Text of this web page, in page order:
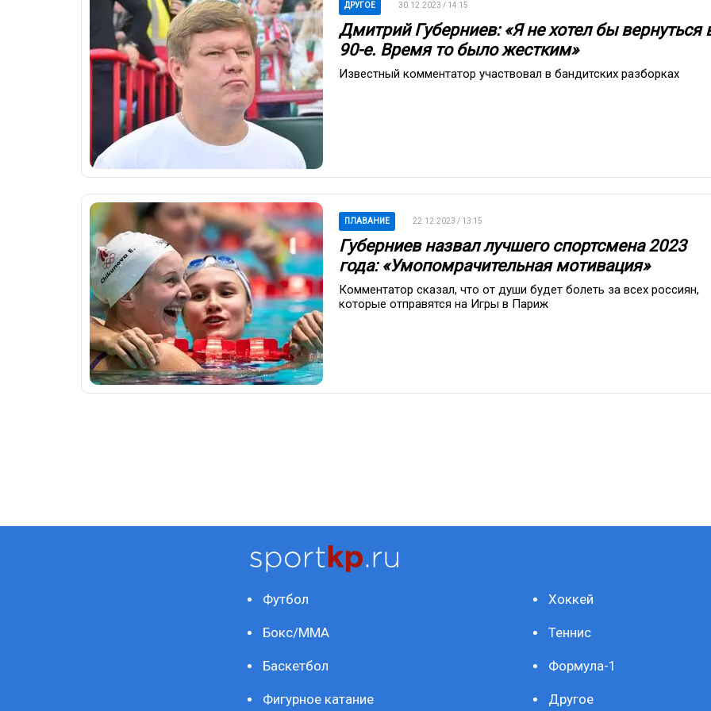
ДРУГОЕ 30.12.2023 / 14:15
Дмитрий Губерниев: «Я не хотел бы вернуться
90-е. Время то было жестким»
Известный комментатор участвовал в бандитских разборках
ПЛАВАНИЕ 22.12.2023 / 13:15
Губерниев назвал лучшего спортсмена 2023
года: «Умопомрачительная мотивация»
Комментатор сказал, что от души будет болеть за всех россиян,
которые отправятся на Игры в Париж
Футбол Хоккей
Бокс/ММА Теннис
Баскетбол Формула-1
Фигурное катание Другое